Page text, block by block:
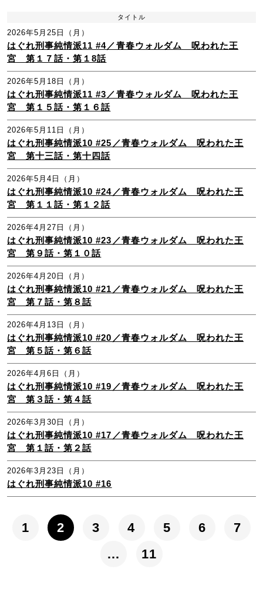
タイトル
2026年5月25日（月）
はぐれ刑事純情派11 #4／青春ウォルダム 呪われた王
宮 第１７話・第１8話
2026年5月18日（月）
はぐれ刑事純情派11 #3／青春ウォルダム 呪われた王
宮 第１５話・第１６話
2026年5月11日（月）
はぐれ刑事純情派10 #25／青春ウォルダム 呪われた王
宮 第十三話・第十四話
2026年5月4日（月）
はぐれ刑事純情派10 #24／青春ウォルダム 呪われた王
宮 第１１話・第１２話
2026年4月27日（月）
はぐれ刑事純情派10 #23／青春ウォルダム 呪われた王
宮 第９話・第１０話
2026年4月20日（月）
はぐれ刑事純情派10 #21／青春ウォルダム 呪われた王
宮 第７話・第８話
2026年4月13日（月）
はぐれ刑事純情派10 #20／青春ウォルダム 呪われた王
宮 第５話・第６話
2026年4月6日（月）
はぐれ刑事純情派10 #19／青春ウォルダム 呪われた王
宮 第３話・第４話
2026年3月30日（月）
はぐれ刑事純情派10 #17／青春ウォルダム 呪われた王
宮 第１話・第２話
2026年3月23日（月）
はぐれ刑事純情派10 #16
1 2 3 4 5 6
7
…
11